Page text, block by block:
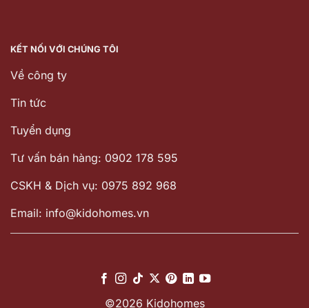
KẾT NỐI VỚI CHÚNG TÔI
Về công ty
Tin tức
Tuyển dụng
Tư vấn bán hàng: 0902 178 595
CSKH & Dịch vụ: 0975 892 968
Email: info@kidohomes.vn
©2026 Kidohomes